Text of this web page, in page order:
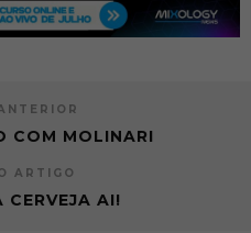
COM MOLINARI
ARTIGO
CERVEJA AI!